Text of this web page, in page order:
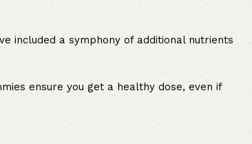
included a symphony of additional nutrients
ensure you get a healthy dose, even if